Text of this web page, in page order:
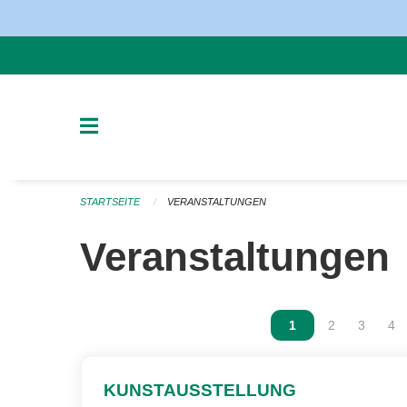
STARTSEITE VERANSTALTUNGEN
Veranstaltungen
Vous êtes sur la
1 Vous êtes
2 Vous
3 4
KUNSTAUSSTELLUNG